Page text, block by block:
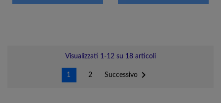
Visualizzati 1-12 su 18 articoli
1 2 Successivo 